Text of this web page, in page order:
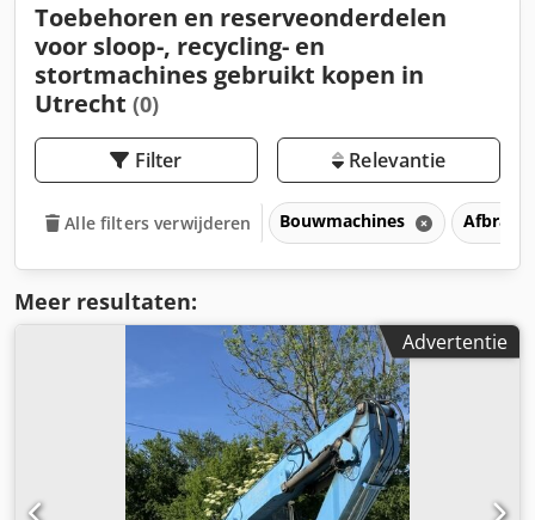
Toebehoren en reserveonderdelen
voor sloop-, recycling- en
stortmachines gebruikt kopen in
Utrecht (0)
Filter Relevantie
Alle filters verwijderen Bouwmachines
Meer resultaten:
Advertentie